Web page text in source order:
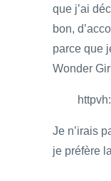
que j’ai
bon,
parce que
Wonder
Je n’irais
je préfère